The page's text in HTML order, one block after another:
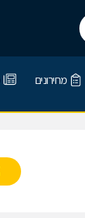
מחירונים